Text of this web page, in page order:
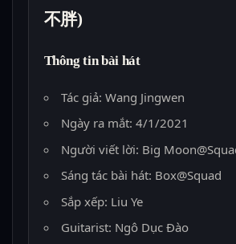
不胖)
Thông tin bài hát
Tác giả: Wang Jingwen
Ngày ra mắt: 4/1/2021
Người viết lời: Big
Sáng tác bài hát: Box@Squad
Sắp xếp: Liu Ye
Guitarist: Ngô Dục Đào